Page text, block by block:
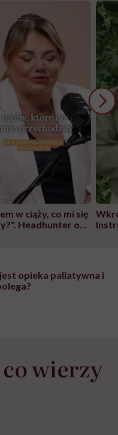
w ciąży, co mi się
Headhunter o
opieka paliatywna i
wierzy